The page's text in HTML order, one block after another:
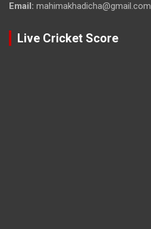
Email: mahimakhadicha@gmail.com
Live Cricket Score